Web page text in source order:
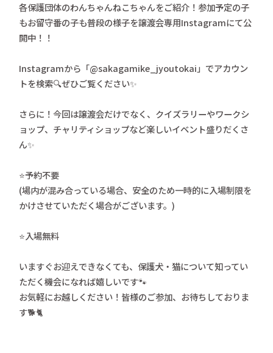
各保護団体のわんちゃんねこちゃんをご紹介！参加予定の子
もお留守番の子も普段の様子を譲渡会専用Instagramにて公
開中！！
Instagramから「@sakagamike_jyoutokai」でアカウン
トを検索🔍ぜひご覧ください✨
さらに！今回は譲渡会だけでなく、クイズラリーやワークシ
ョップ、チャリティショップなど楽しいイベント盛りだくさ
ん✨
⭐️予約不要
(場内が混み合っている場合、安全のため一時的に入場制限を
かけさせていただく場合がございます。)
⭐️入場無料
いますぐお迎えできなくても、保護犬・猫について知ってい
ただく機会になれば嬉しいです🐾
お気軽にお越しください！皆様のご参加、お待ちしておりま
す🐕🐈